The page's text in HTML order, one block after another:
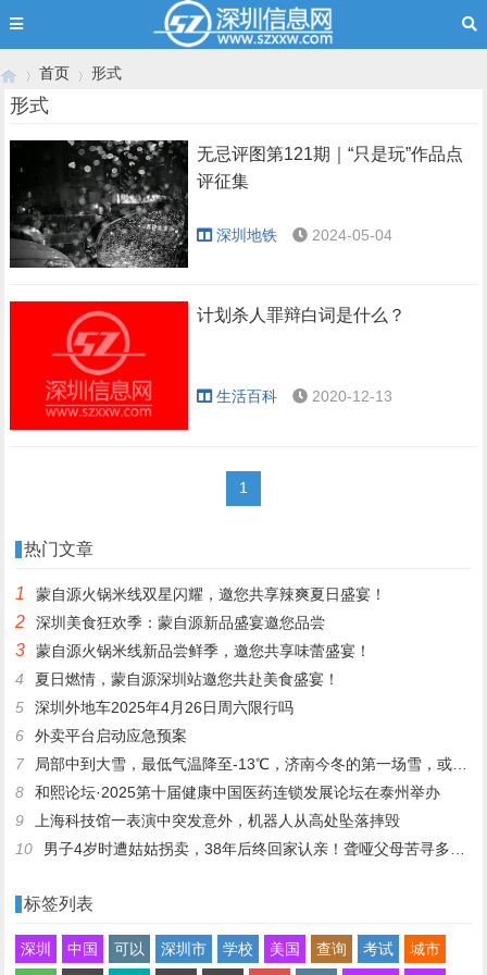
›
首页
›
形式
形式
无忌评图第121期｜“只是玩”作品点
评征集
深圳地铁 2024-05-04
计划杀人罪辩白词是什么？
生活百科 2020-12-13
1
热门文章
1 蒙自源火锅米线双星闪耀，邀您共享辣爽夏日盛宴！
2 深圳美食狂欢季：蒙自源新品盛宴邀您品尝
3
蒙自源火锅米线新品尝鲜季，邀您共享味蕾盛宴！
4
夏日燃情，蒙自源深圳站邀您共赴美食盛宴！
5
深圳外地车2025年4月26日周六限行吗
6
外卖平台启动应急预案
7
局部中到大雪，最低气温降至-13℃，济南今冬的第一场雪，或跟去年同一时间！
8
和熙论坛·2025第十届健康中国医药连锁发展论坛在泰州举办
9
上海科技馆一表演中突发意外，机器人从高处坠落摔毁
10
男子4岁时遭姑姑拐卖，38年后终回家认亲！聋哑父母苦寻多年，母亲已抱憾离世丨红星寻人
标签列表
深圳 中国 可以 深圳市 学校 美国 查询 考试
城市